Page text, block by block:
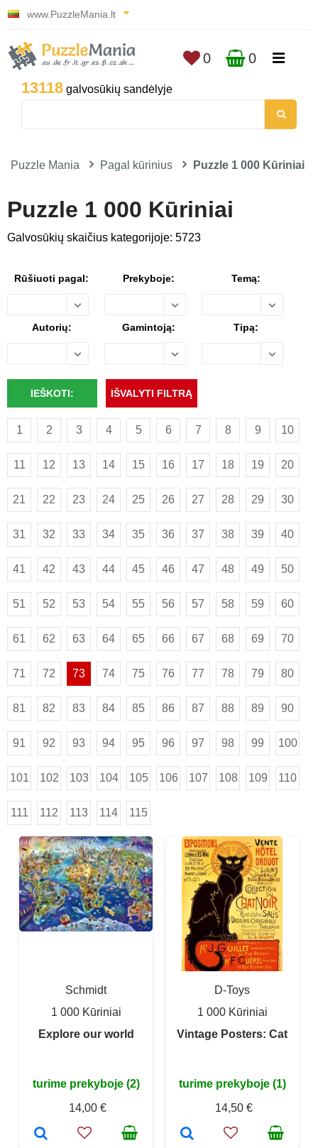
www.PuzzleMania.lt
13118 galvosūkių sandėlyje
0 0
Puzzle Mania Pagal kūrinius Puzzle 1 000 Kūriniai
Puzzle 1 000 Kūriniai
Galvosūkių skaičius kategorijoje: 5723
Rūšiuoti pagal: Prekyboje: Temą:
Autorių: Gamintoją: Tipą:
1 2 3 4 5 6 7 8 9 10
11 12 13 14 15 16 17 18 19 20
21 22 23 24 25 26 27 28 29 30
31 32 33 34 35 36 37 38 39 40
41 42 43 44 45 46 47 48 49 50
51 52 53 54 55 56 57 58 59 60
61 62 63 64 65 66 67 68 69 70
71 72 73 74 75 76 77 78 79 80
81 82 83 84 85 86 87 88 89 90
91 92 93 94 95 96 97 98 99 100
101 102 103 104 105 106 107 108 109 110
111 112 113 114 115
Schmidt
1 000 Kūriniai
Explore our world
turime prekyboje (2)
14,00 €
D-Toys
1 000 Kūriniai
Vintage Posters: Cat
turime prekyboje (1)
14,50 €